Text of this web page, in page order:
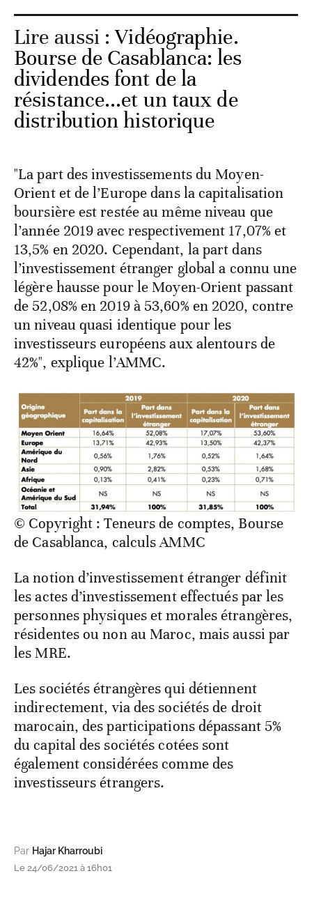
Lire aussi :Vidéographie.
Bourse de Casablanca: les
dividendes font de la
résistance...et un taux de
distribution historique
"La part des investissements du Moyen-
Orient et de l’Europe dans la capitalisation
boursière est restée au même niveau que
l’année 2019 avec respectivement 17,07% et
13,5% en 2020. Cependant, la part dans
l’investissement étranger global a connu une
légère hausse pour le Moyen-Orient passant
de 52,08% en 2019 à 53,60% en 2020, contre
un niveau quasi identique pour les
investisseurs européens aux alentours de
42%", explique l’AMMC.
© Copyright : Teneurs de comptes, Bourse
de Casablanca, calculs AMMC
La notion d’investissement étranger définit
les actes d’investissement effectués par les
personnes physiques et morales étrangères,
résidentes ou non au Maroc, mais aussi par
les MRE.
Les sociétés étrangères qui détiennent
indirectement, via des sociétés de droit
marocain, des participations dépassant 5%
du capital des sociétés cotées sont
également considérées comme des
investisseurs étrangers.
Par Hajar Kharroubi
Le 24/06/2021 à 16h01